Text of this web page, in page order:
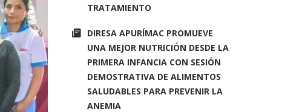
TRATAMIENTO
DIRESA APURÍMAC PROMUEVE
UNA MEJOR NUTRICIÓN DESDE LA
PRIMERA INFANCIA CON SESIÓN
DEMOSTRATIVA DE ALIMENTOS
SALUDABLES PARA PREVENIR LA
ANEMIA